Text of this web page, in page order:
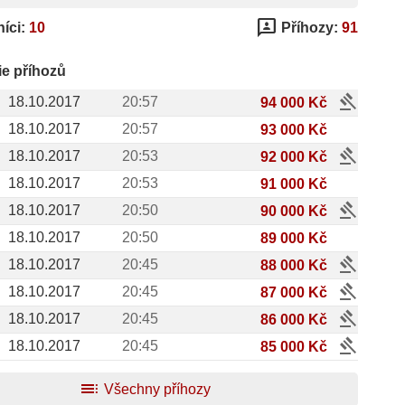
10 3p Příhozy: 91
příhozů
18.10.2017
20:57 94 000 Kč gavel
18.10.2017 20:57
93 000 Kč
18.10.2017
20:53 92 000 Kč gavel
18.10.2017 20:53
91 000 Kč
18.10.2017
20:50 90 000 Kč gavel
18.10.2017 20:50
89 000 Kč
18.10.2017
20:45 88 000 Kč gavel
18.10.2017 20:45 87 000 Kč gavel
18.10.2017 20:45 86 000 Kč gavel
18.10.2017 20:45 85 000 Kč
gavel
toc Všechny příhozy